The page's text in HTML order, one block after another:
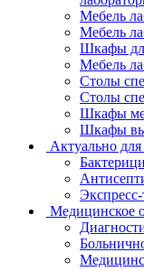
Мебель
Мебель
Шкафы
Мебель
Столы
Столы
Шкафы
Шкафы
Актуально
Медицинское